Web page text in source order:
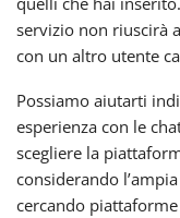
servizio non riuscirà
con un altro utente
Possiamo aiutarti
esperienza con le
scegliere la
considerando
cercando